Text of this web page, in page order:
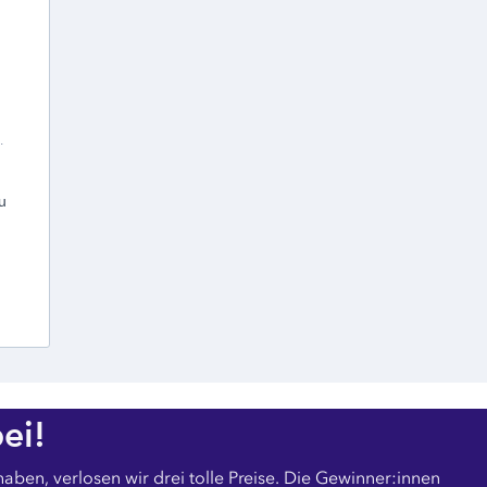
verlosen wir drei tolle Preise. Die Gewinner:innen